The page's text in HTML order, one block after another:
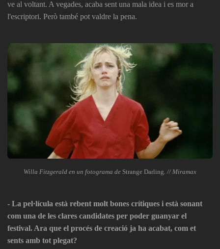
ve al voltant. A vegades, acaba sent una mala idea i es mor a
l'escriptori. Però també pot valdre la pena.
Willa Fitzgerald en un fotograma de Strange Darling. // Miramax
- La pel·lícula està rebent molt bones crítiques i està sonant
com una de les clares candidates per poder guanyar el
festival. Ara que el procés de creació ja ha acabat, com et
sents amb tot plegat?